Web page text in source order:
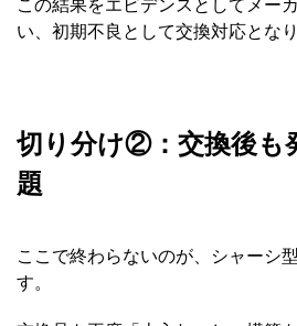
この結果をエビデンスとしてメー
い、初期不良として交換対応となり
切り分け②：交換後も
題
ここで終わらないのが、シャーシ
す。